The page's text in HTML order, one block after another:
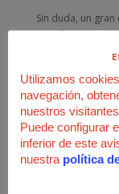
Sin duda, un
aquellas
¡Enhorabuena,
#DaElPasocon la
#ConfíoEnUSO
Utilizamos
navegación,
nuestros
Puede configurar
inferior de este
nuestra política